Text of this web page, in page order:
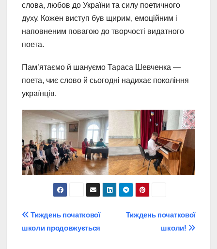
слова, любов до України та силу поетичного
духу. Кожен виступ був щирим, емоційним і
наповненим повагою до творчості видатного
поета.
Пам’ятаємо й шануємо Тараса Шевченка —
поета, чиє слово й сьогодні надихає покоління
українців.
Навігація
записів
Тиждень початкової
школи!
Тиждень початкової
школи продовжується